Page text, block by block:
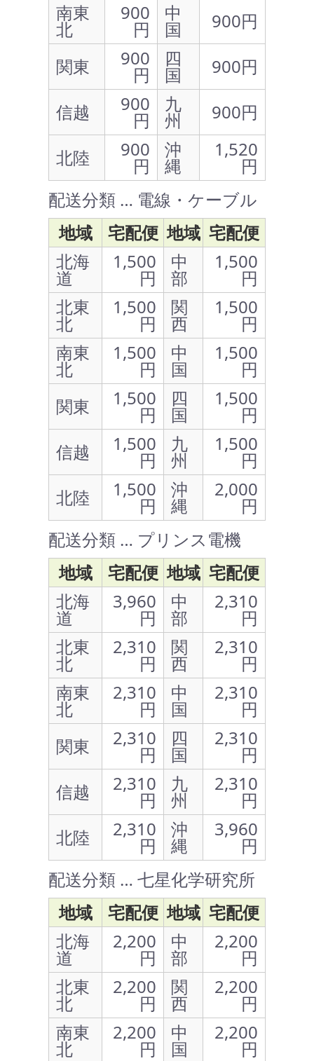
南東
北
900
円
中
国
900円
関東
900
円
四
国
900円
信越
900
円
九
州
900円
北陸
900
円
沖
縄
1,520
円
配送分類 … 電線・ケーブル
地域
宅配便 地域 宅配便
北海
道
1,500
円
中
部
1,500
円
北東
北
1,500
円
関
西
1,500
円
南東
北
1,500
円
中
国
1,500
円
関東
1,500
円
四
国
1,500
円
信越
1,500
円
九
州
1,500
円
北陸
1,500
円
沖
縄
2,000
円
配送分類 … プリンス電機
地域
宅配便 地域 宅配便
北海
道
3,960
円
中
部
2,310
円
北東
北
2,310
円
関
西
2,310
円
南東
北
2,310
円
中
国
2,310
円
関東
2,310
円
四
国
2,310
円
信越
2,310
円
九
州
2,310
円
北陸
2,310
円
沖
縄
3,960
円
配送分類 … 七星化学研究所
地域
宅配便 地域 宅配便
北海
道
2,200
円
中
部
2,200
円
北東
北
2,200
円
関
西
2,200
円
南東
北
2,200
円
中
国
2,200
円